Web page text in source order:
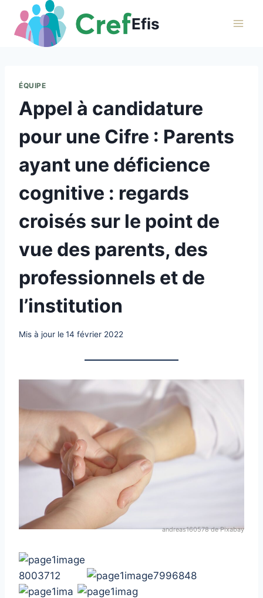
contenu
Efis
ÉQUIPE
Appel à candidature
pour une Cifre : Parents
ayant une déficience
cognitive : regards
croisés sur le point de
vue des parents, des
professionnels et de
l’institution
Mis à jour le14 février 2022
andreas160578 de Pixabay